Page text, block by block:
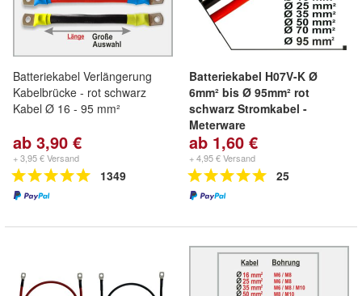
Batteriekabel Verlängerung
Kabelbrücke - rot schwarz
Kabel Ø 16 - 95 mm²
ab 3,90 €
+ 3,95 € Versand
1349
Batteriekabel H07V-K Ø
6mm² bis Ø 95mm² rot
schwarz Stromkabel -
Meterware
ab 1,60 €
+ 4,95 € Versand
25